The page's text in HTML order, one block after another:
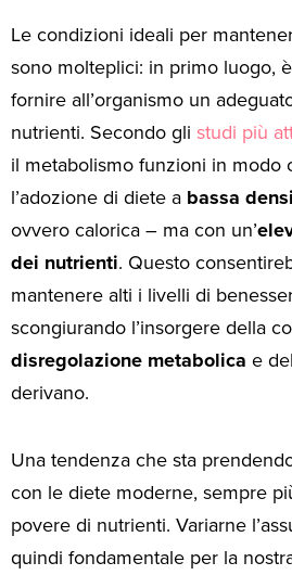
Le condizioni ideali per
sono molteplici: in primo luogo,
fornire all’organismo un
nutrienti. Secondo gli studi più
il metabolismo funzioni in modo
l’adozione di diete a bassa
ovvero calorica – ma con un’
dei nutrienti. Questo
mantenere alti i livelli di
scongiurando l’insorgere della
disregolazione metabolica e
derivano.
Una tendenza che sta
con le diete moderne, sempre
povere di nutrienti. Variarne
quindi fondamentale per la